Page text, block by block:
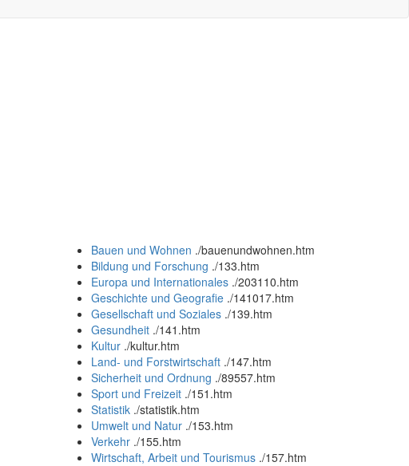
Bauen und Wohnen ./bauenundwohnen.htm
Bildung und Forschung ./133.htm
Europa und Internationales ./203110.htm
Geschichte und Geografie ./141017.htm
Gesellschaft und Soziales ./139.htm
Gesundheit ./141.htm
Kultur ./kultur.htm
Land- und Forstwirtschaft ./147.htm
Sicherheit und Ordnung ./89557.htm
Sport und Freizeit ./151.htm
Statistik ./statistik.htm
Umwelt und Natur ./153.htm
Verkehr ./155.htm
Wirtschaft, Arbeit und Tourismus ./157.htm